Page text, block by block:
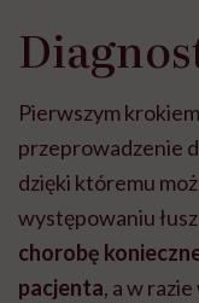
Pierwszym
przeprowadzenie
dzięki któremu
występowaniu
chorobę
pacjenta, a w